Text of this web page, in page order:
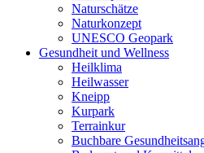
Naturschätze
Naturkonzept
UNESCO Geopark
Gesundheit und Wellness
Heilklima
Heilwasser
Kneipp
Kurpark
Terrainkur
Buchbare